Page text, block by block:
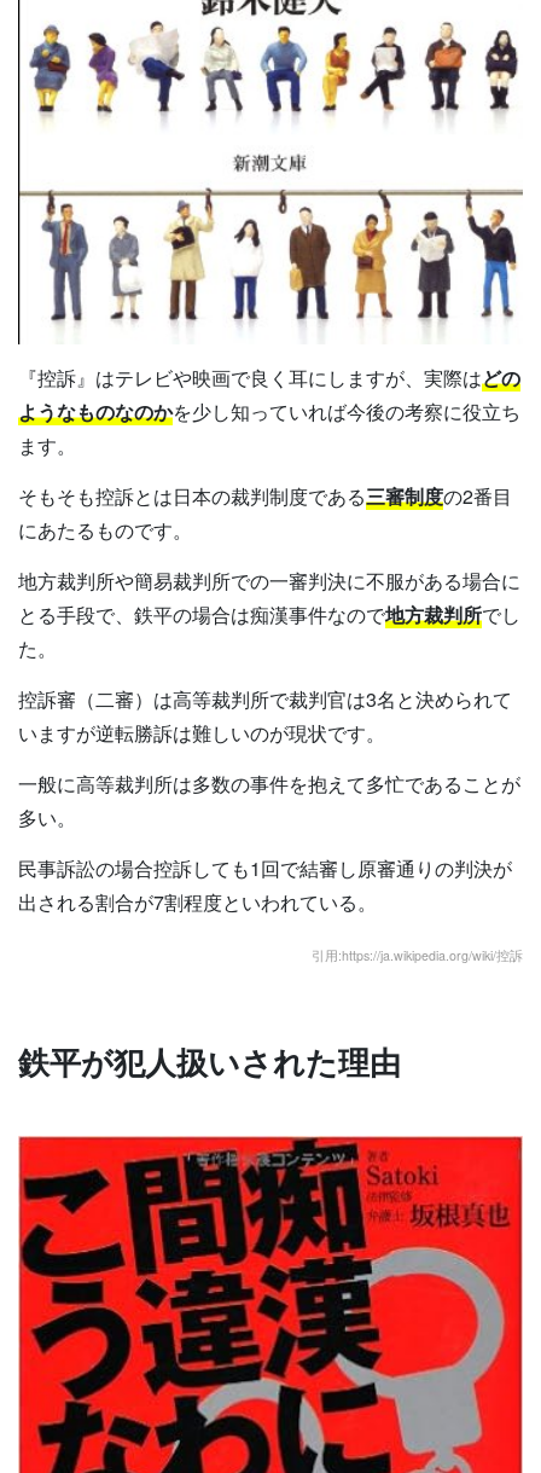
『控訴』はテレビや映画で良く耳にしますが、実際はどの
ようなものなのかを少し知っていれば今後の考察に役立ち
ます。
そもそも控訴とは日本の裁判制度である三審制度の2番目
にあたるものです。
地方裁判所や簡易裁判所での一審判決に不服がある場合に
とる手段で、鉄平の場合は痴漢事件なので地方裁判所でし
た。
控訴審（二審）は高等裁判所で裁判官は3名と決められて
いますが逆転勝訴は難しいのが現状です。
一般に高等裁判所は多数の事件を抱えて多忙であることが
多い。
民事訴訟の場合控訴しても1回で結審し原審通りの判決が
出される割合が7割程度といわれている。
引用:https://ja.wikipedia.org/wiki/控訴
鉄平が犯人扱いされた理由